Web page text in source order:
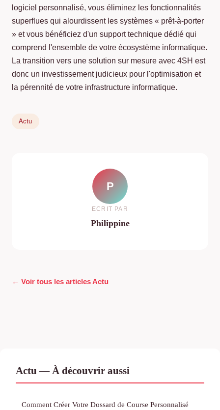
logiciel personnalisé, vous éliminez les fonctionnalités
superflues qui alourdissent les systèmes « prêt-à-porter
» et vous bénéficiez d'un support technique dédié qui
comprend l'ensemble de votre écosystème informatique.
La transition vers une solution sur mesure avec 4SH est
donc un investissement judicieux pour l'optimisation et
la pérennité de votre infrastructure informatique.
Actu
P
ECRIT PAR
Philippine
← Voir tous les articles Actu
Actu — À découvrir aussi
Comment Créer Votre Dossard de Course Personnalisé